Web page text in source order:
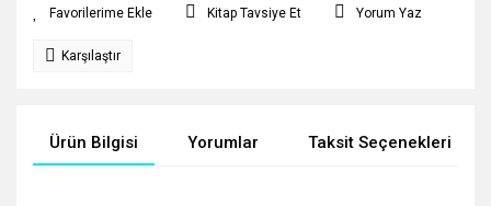
Kitap Tavsiye Et Yorum Yaz
Karşılaştır
Ürün Bilgisi Yorumlar Taksit Seçenekleri